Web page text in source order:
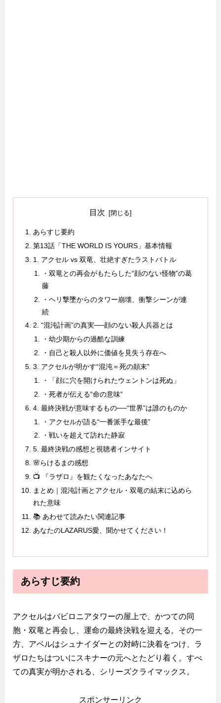
目次
あらすじ要約
第13話「THE WORLD IS YOURS」基本情報
1. アクセル vs 双竜、壮絶すぎたラストバトル
・双竜との再会がもたらした“顔のない怪物”の葛
藤
・ヘリ撃墜からのタワー崩壊、衝撃シーンが連
続
2. “混沌計画”の真実──顔のない殺人兵器とは
・幼少期からの過酷な訓練
・自己と殺人以外に価値を見失う存在へ
3. アクセルが明かす“混沌＝死の顛末”
・「顔に穴を開けられたウェントンは死ぬ」
・死者が伝える“命の意味”
4. 最終決戦が意味するもの──“世界”は誰のものか
・アクセルが語る“一番派手な最後”
・戦いを超えて訪れた静寂
5. 最終決戦の感想と視聴者インサイト
🌸らけるまの感想
📺 『ラザロ』を観たくなったあなたへ
まとめ｜混沌計画とアクセル・双竜の結末に込めら
れた意味
📚 あわせて読みたい関連記事
あなたのLAZARUS愛、聞かせてください！
あらすじ要約
アクセルはバビロニアタワーの屋上で、かつての同
胞・双竜と再会し、運命の最終決戦を迎える。その一
方、アベルはシュナイダーとの対峙に決着をつけ、ラ
ザロたちはついにスキナーの元へとたどり着く。すべ
ての真実が明かされる、シリーズクライマックス。
スポンサーリンク